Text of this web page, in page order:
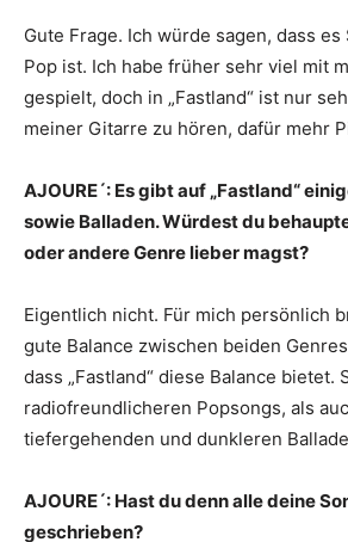
Gute Frage. Ich würde sagen, dass
Pop ist. Ich habe früher sehr viel mit
gespielt, doch in „Fastland“ ist nur
meiner Gitarre zu hören, dafür mehr
AJOURE´: Es gibt auf „Fastland“
sowie Balladen. Würdest du
oder andere Genre lieber magst?
Eigentlich nicht. Für mich persönlich
gute Balance zwischen beiden
dass „Fastland“ diese Balance bietet.
radiofreundlicheren Popsongs, als
tiefergehenden und dunkleren
AJOURE´: Hast du denn alle deine
geschrieben?